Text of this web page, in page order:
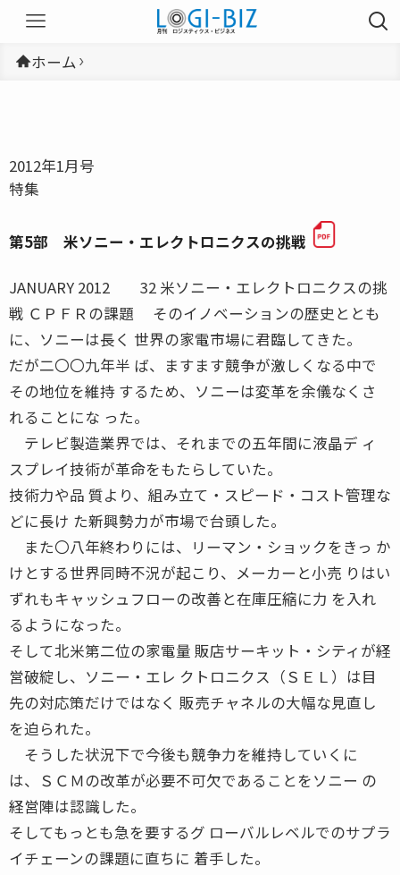
ホーム
2012年1月号
特集
第5部 米ソニー・エレクトロニクスの挑戦
JANUARY 2012 32 米ソニー・エレクトロニクスの挑
戦 ＣＰＦＲの課題 そのイノベーションの歴史ととも
に、ソニーは長く 世界の家電市場に君臨してきた。
だが二〇〇九年半 ば、ますます競争が激しくなる中で
その地位を維持 するため、ソニーは変革を余儀なくさ
れることにな った。
テレビ製造業界では、それまでの五年間に液晶デ ィ
スプレイ技術が革命をもたらしていた。
技術力や品 質より、組み立て・スピード・コスト管理な
どに長け た新興勢力が市場で台頭した。
また〇八年終わりには、リーマン・ショックをきっ か
けとする世界同時不況が起こり、メーカーと小売 りはい
ずれもキャッシュフローの改善と在庫圧縮に力 を入れ
るようになった。
そして北米第二位の家電量 販店サーキット・シティが経
営破綻し、ソニー・エレ クトロニクス（ＳＥＬ）は目
先の対応策だけではなく 販売チャネルの大幅な見直し
を迫られた。
そうした状況下で今後も競争力を維持していくに
は、ＳＣＭの改革が必要不可欠であることをソニー の
経営陣は認識した。
そしてもっとも急を要するグ ローバルレベルでのサプラ
イチェーンの課題に直ちに 着手した。